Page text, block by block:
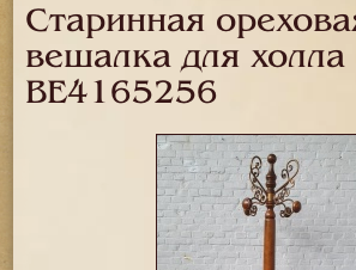
Старинная
вешалка для холла
BE4165256